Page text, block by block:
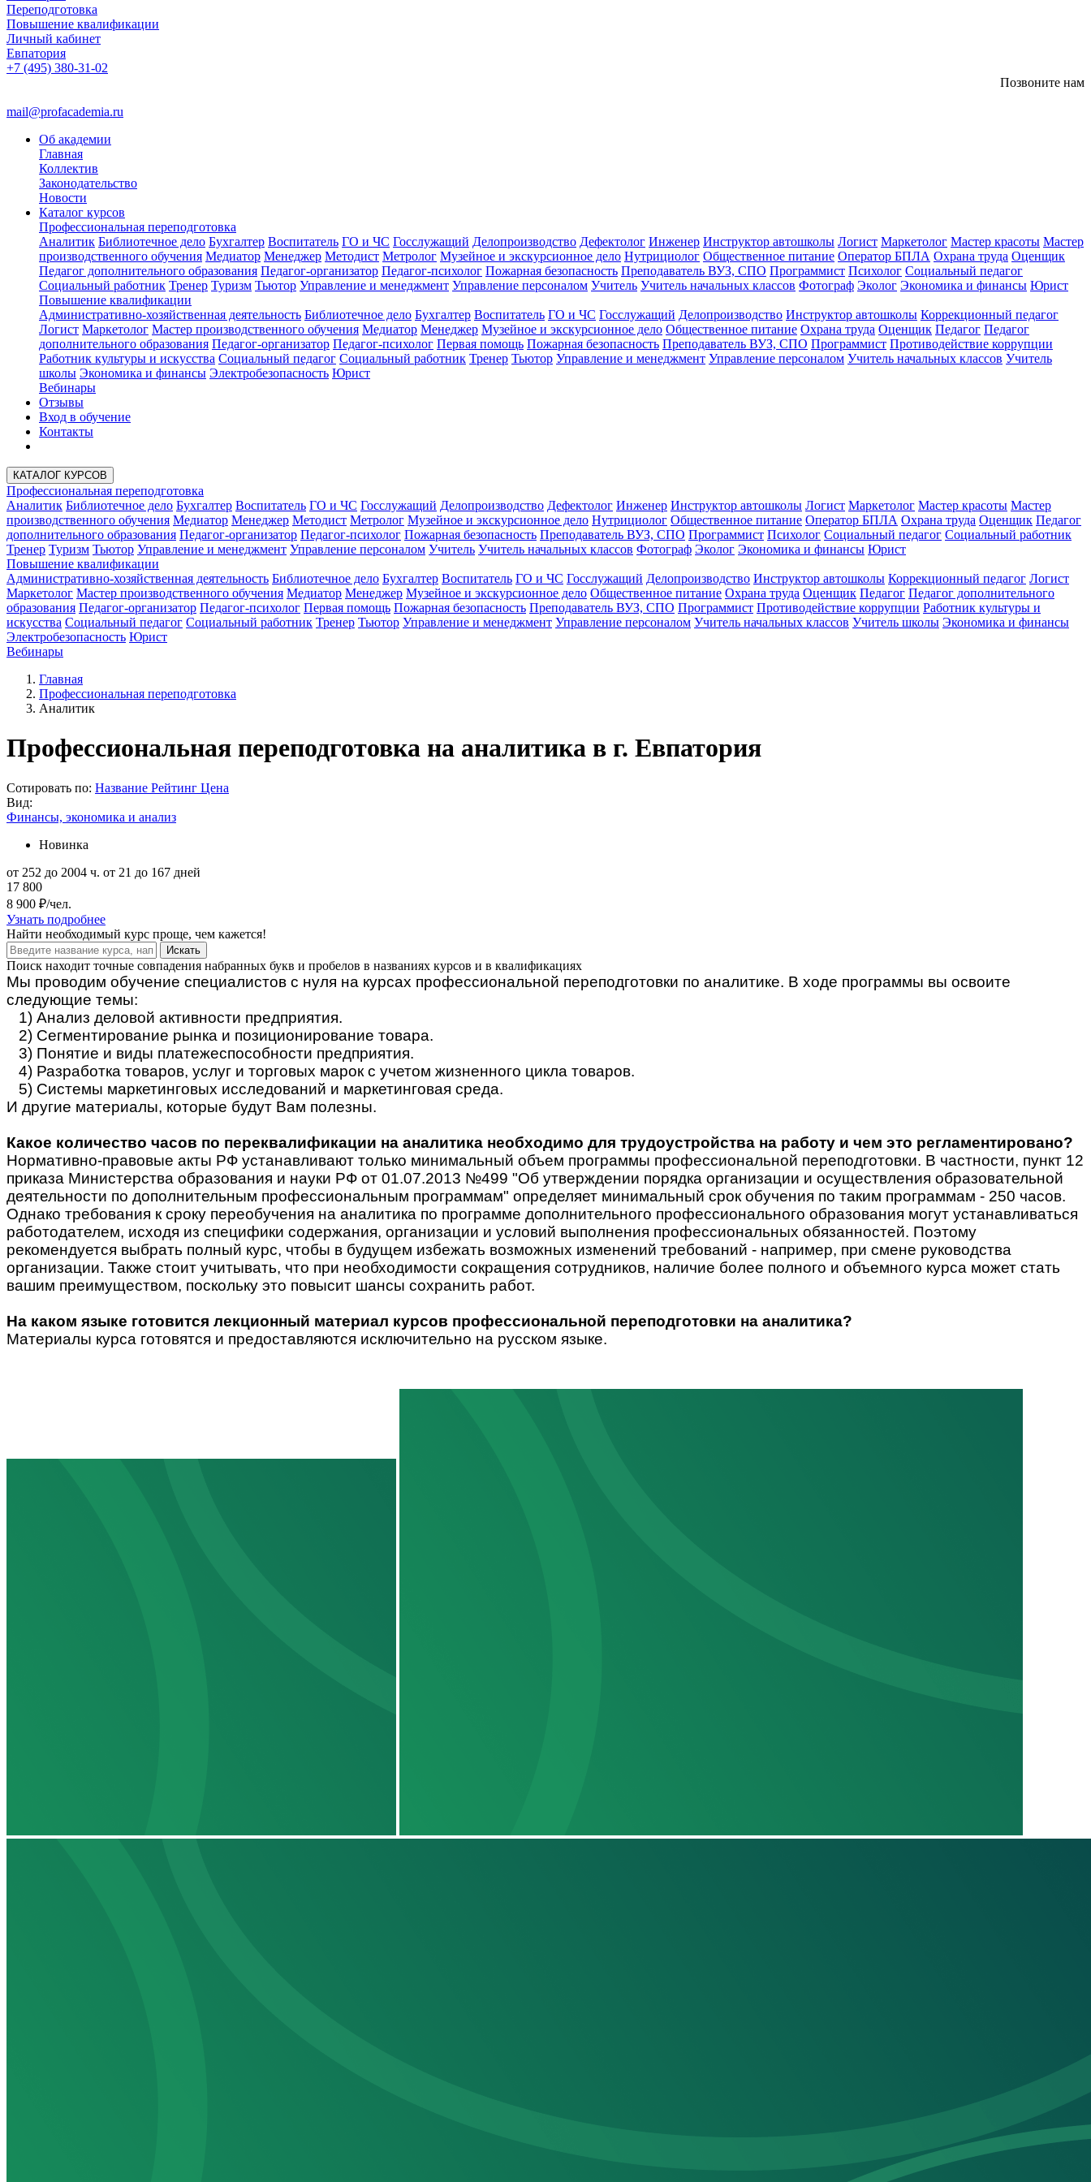
Переподготовка
Повышение квалификации
Личный кабинет
Евпатория
+7 (495) 380-31-02
Позвоните нам
mail@profacademia.ru
Об академии
Главная
Коллектив
Законодательство
Новости
Каталог курсов
Профессиональная переподготовка
Аналитик Библиотечное дело Бухгалтер Воспитатель ГО и ЧС Госслужащий Делопроизводство Дефектолог Инженер Инструктор автошколы Логист Маркетолог Мастер красоты Мастер
производственного обучения Медиатор Менеджер Методист Метролог Музейное и экскурсионное дело Нутрициолог Общественное питание Оператор БПЛА Охрана труда Оценщик
Педагог дополнительного образования Педагог-организатор Педагог-психолог Пожарная безопасность Преподаватель ВУЗ, СПО Программист Психолог Социальный педагог
Социальный работник Тренер Туризм Тьютор Управление и менеджмент Управление персоналом Учитель Учитель начальных классов Фотограф Эколог Экономика и финансы Юрист
Повышение квалификации
Административно-хозяйственная деятельность Библиотечное дело Бухгалтер Воспитатель ГО и ЧС Госслужащий Делопроизводство Инструктор автошколы Коррекционный педагог
Логист Маркетолог Мастер производственного обучения Медиатор Менеджер Музейное и экскурсионное дело Общественное питание Охрана труда Оценщик Педагог Педагог
дополнительного образования Педагог-организатор Педагог-психолог Первая помощь Пожарная безопасность Преподаватель ВУЗ, СПО Программист Противодействие коррупции
Работник культуры и искусства Социальный педагог Социальный работник Тренер Тьютор Управление и менеджмент Управление персоналом Учитель начальных классов Учитель
школы Экономика и финансы Электробезопасность Юрист
Вебинары
Отзывы
Вход в обучение
Контакты
КАТАЛОГ КУРСОВ
Профессиональная переподготовка
Аналитик Библиотечное дело Бухгалтер Воспитатель ГО и ЧС Госслужащий Делопроизводство Дефектолог Инженер Инструктор автошколы Логист Маркетолог Мастер красоты Мастер
производственного обучения Медиатор Менеджер Методист Метролог Музейное и экскурсионное дело Нутрициолог Общественное питание Оператор БПЛА Охрана труда Оценщик Педагог
дополнительного образования Педагог-организатор Педагог-психолог Пожарная безопасность Преподаватель ВУЗ, СПО Программист Психолог Социальный педагог Социальный работник
Тренер Туризм Тьютор Управление и менеджмент Управление персоналом Учитель Учитель начальных классов Фотограф Эколог Экономика и финансы Юрист
Повышение квалификации
Административно-хозяйственная деятельность Библиотечное дело Бухгалтер Воспитатель ГО и ЧС Госслужащий Делопроизводство Инструктор автошколы Коррекционный педагог Логист
Маркетолог Мастер производственного обучения Медиатор Менеджер Музейное и экскурсионное дело Общественное питание Охрана труда Оценщик Педагог Педагог дополнительного
образования Педагог-организатор Педагог-психолог Первая помощь Пожарная безопасность Преподаватель ВУЗ, СПО Программист Противодействие коррупции Работник культуры и
искусства Социальный педагог Социальный работник Тренер Тьютор Управление и менеджмент Управление персоналом Учитель начальных классов Учитель школы Экономика и финансы
Электробезопасность Юрист
Вебинары
Главная
Профессиональная переподготовка
Аналитик
Профессиональная переподготовка на аналитика в г. Евпатория
Сотировать по: Название Рейтинг Цена
Вид:
Финансы, экономика и анализ
Новинка
от 252 до 2004 ч. от 21 до 167 дней
17 800
8 900 ₽/чел.
Узнать подробнее
Найти необходимый курс проще, чем кажется!
Искать
Поиск находит точные совпадения набранных букв и пробелов в названиях курсов и в квалификациях
Мы проводим обучение специалистов с нуля на курсах профессиональной переподготовки по аналитике. В ходе программы вы освоите
следующие темы:
1) Анализ деловой активности предприятия.
2) Сегментирование рынка и позиционирование товара.
3) Понятие и виды платежеспособности предприятия.
4) Разработка товаров, услуг и торговых марок с учетом жизненного цикла товаров.
5) Системы маркетинговых исследований и маркетинговая среда.
И другие материалы, которые будут Вам полезны.
Какое количество часов по переквалификации на аналитика необходимо для трудоустройства на работу и чем это регламентировано?
Нормативно-правовые акты РФ устанавливают только минимальный объем программы профессиональной переподготовки. В частности, пункт 12
приказа Министерства образования и науки РФ от 01.07.2013 №499 "Об утверждении порядка организации и осуществления образовательной
деятельности по дополнительным профессиональным программам" определяет минимальный срок обучения по таким программам - 250 часов.
Однако требования к сроку переобучения на аналитика по программе дополнительного профессионального образования могут устанавливаться
работодателем, исходя из специфики содержания, организации и условий выполнения профессиональных обязанностей. Поэтому
рекомендуется выбрать полный курс, чтобы в будущем избежать возможных изменений требований - например, при смене руководства
организации. Также стоит учитывать, что при необходимости сокращения сотрудников, наличие более полного и объемного курса может стать
вашим преимуществом, поскольку это повысит шансы сохранить работ.
На каком языке готовится лекционный материал курсов профессиональной переподготовки на аналитика?
Материалы курса готовятся и предоставляются исключительно на русском языке.